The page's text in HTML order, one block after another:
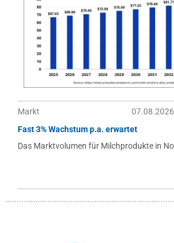
Markt
07.08.2026
Fast 3% Wachstum p.a. erwartet
Das Marktvolumen für Milchprodukte in